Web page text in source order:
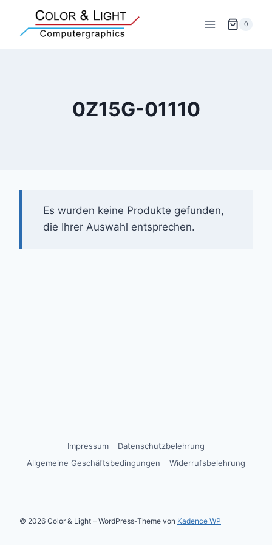
springen
0
0Z15G-01110
Es wurden keine Produkte gefunden,
die Ihrer Auswahl entsprechen.
Impressum
Datenschutzbelehrung
Allgemeine Geschäftsbedingungen
Widerrufsbelehrung
© 2026 Color & Light – WordPress-Theme von Kadence WP